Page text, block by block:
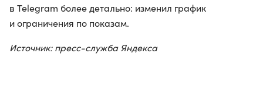
в Telegram более детально: изменил график
и ограничения по показам.
Источник: пресс-служба Яндекса